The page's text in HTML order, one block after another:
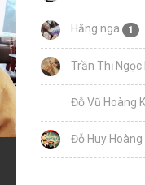
Hằng nga 1
Trần Thị Ngọc
Đỗ Vũ Hoàng
Đỗ Huy Hoàng